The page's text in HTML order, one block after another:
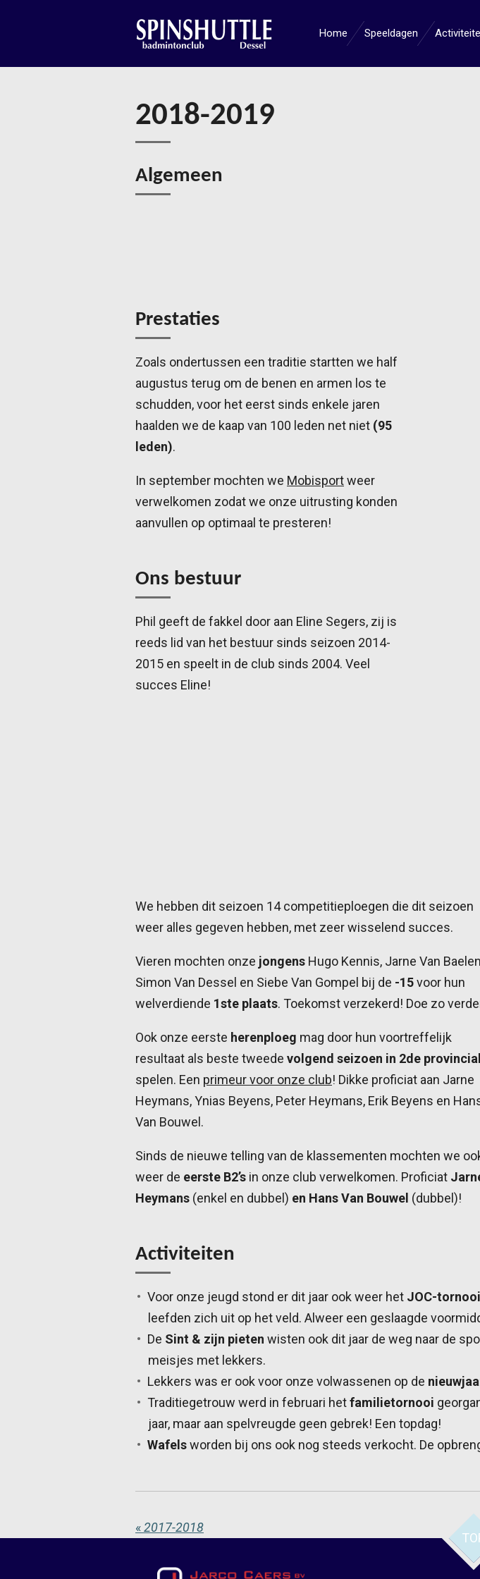
Home Speeldagen
2018-2019
Algemeen
Prestaties
Zoals ondertussen een traditie startten we half
augustus terug om de benen en armen los te
schudden, voor het eerst sinds enkele jaren
haalden we de kaap van 100 leden net niet (95
leden).
In september mochten we Mobisportweer
verwelkomen zodat we onze uitrusting konden
aanvullen op optimaal te presteren!
Ons bestuur
Phil geeft de fakkel door aan Eline Segers, zij is
reeds lid van het bestuur sinds seizoen 2014-
2015 en speelt in de club sinds 2004. Veel
succes Eline!
We hebben dit seizoen 14 competitieploegen die dit seizoen
weer alles gegeven hebben, met zeer wisselend succes.
Vieren mochten onze jongens Hugo Kennis, Jarne Van
Simon Van Dessel en Siebe Van Gompel bij de -15voor hun
welverdiende 1ste plaats. Toekomst verzekerd! Doe zo
Ook onze eerste herenploeg mag door hun voortreffelijk
resultaat als beste tweede volgend seizoen in 2de
spelen. Een primeur voor onze club! Dikke proficiat aan Jarne
Heymans, Ynias Beyens, Peter Heymans, Erik Beyens en
Van Bouwel.
Sinds de nieuwe telling van de klassementen mochten we
weer de eerste B2’s in onze club verwelkomen. Proficiat
Heymans (enkel en dubbel) en Hans Van Bouwel (dubbel)!
Activiteiten
Voor onze jeugd stond er dit jaar ook weer het JOC-tornooi
leefden zich uit op het veld. Alweer een geslaagde
De Sint & zijn pieten wisten ook dit jaar de weg naar de
meisjes met lekkers.
Lekkers was er ook voor onze volwassenen op de
Traditiegetrouw werd in februari hetfamilietornooi
jaar, maar aan spelvreugde geen gebrek! Een topdag!
Wafelsworden bij ons ook nog steeds verkocht. De
«2017-2018